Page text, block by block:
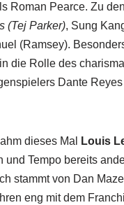
Roman Pearce. Zu
(Tej Parker), Sung
(Ramsey).
die Rolle des
Dante
dieses Mal Louis
und Tempo bereits
stammt von Dan
eng mit dem